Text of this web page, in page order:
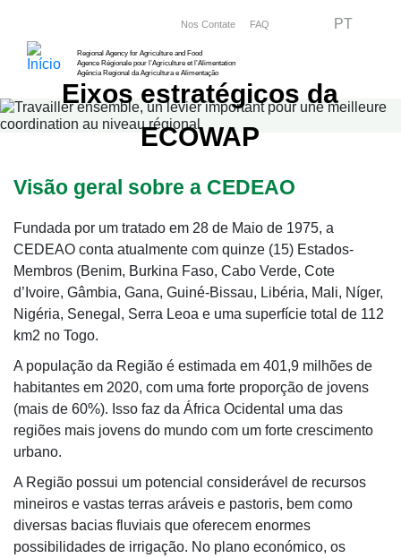
o
conteúdo
principal
Regional Agency for Agriculture and Food
Agence Régionale pour l’Agriculture et l’Alimentation
Agência Regional da Agricultura e Alimentação
Menu right
Nos Contate FAQ PT
Eixos estratégicos da
ECOWAP
Visão geral sobre a CEDEAO
Fundada por um tratado em 28 de Maio de 1975, a
CEDEAO conta atualmente com quinze (15) Estados-
Membros (Benim, Burkina Faso, Cabo Verde, Cote
d’Ivoire, Gâmbia, Gana, Guiné-Bissau, Libéria, Mali, Níger,
Nigéria, Senegal, Serra Leoa e uma superfície total de 112
km2 no Togo.
A população da Região é estimada em 401,9 milhões de
habitantes em 2020, com uma forte proporção de jovens
(mais de 60%). Isso faz da África Ocidental uma das
regiões mais jovens do mundo com um forte crescimento
urbano.
A Região possui um potencial considerável de recursos
mineiros e vastas terras aráveis e pastoris, bem como
diversas bacias fluviais que oferecem enormes
possibilidades de irrigação. No plano económico, os